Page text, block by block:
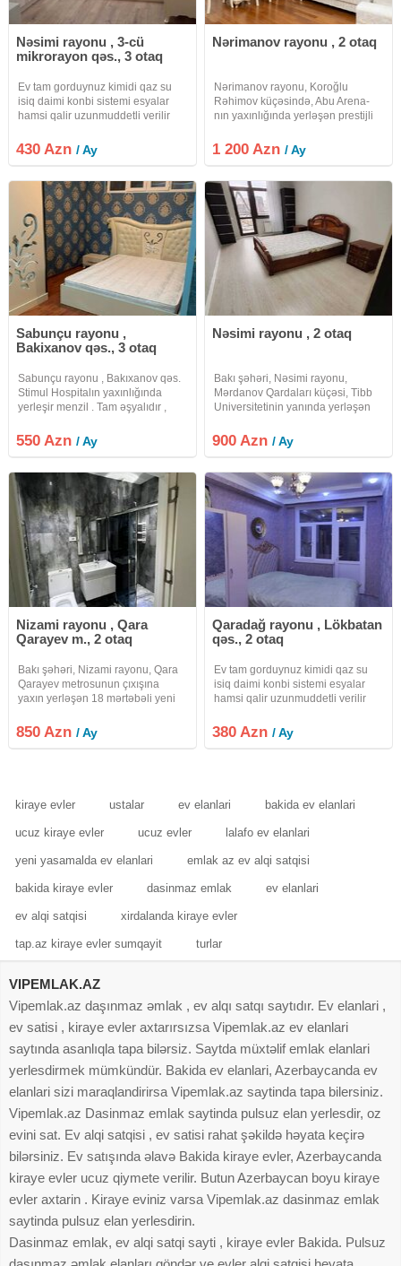
Nəsimi rayonu , 3-cü
mikrorayon qəs., 3 otaq
Ev tam gorduynuz kimidi qaz su
isiq daimi konbi sistemi esyalar
hamsi qalir uzunmuddetli verilir
430 Azn/ Ay
Nərimanov rayonu , 2 otaq
Nərimanov rayonu, Koroğlu
Rəhimov küçəsində, Abu Arena-
nın yaxınlığında yerləşən prestijli
yaşayış kompleksində geniş və
komfortlu 2 otaqlı mənzil satışa
1 200 Azn/ Ay
Sabunçu rayonu ,
Bakixanov qəs., 3 otaq
Sabunçu rayonu , Bakıxanov qəs.
Stimul Hospitalın yaxınlığında
yerleşir menzil . Tam əşyalıdır ,
herbir şəraiti var. 2otaqdan 3ə
düzəlmədir. Yalnız 1ədəd otağı
550 Azn/ Ay
Nəsimi rayonu , 2 otaq
Bakı şəhəri, Nəsimi rayonu,
Mərdanov Qardaları küçəsi, Tibb
Universitetinin yanında yerləşən
ci mərtəbəsində 2 otaqlı mənzil
kirayə verilir. İşıq, su, qaz daimidir.
900 Azn/ Ay
Nizami rayonu , Qara
Qarayev m., 2 otaq
Bakı şəhəri, Nizami rayonu, Qara
Qarayev metrosunun çıxışına
yaxın yerləşən 18 mərtəbəli yeni
otaqlı mənzil kirayə verilir. Mənzil
yalnız nigah kağızı olan gənc
850 Azn/ Ay
Qaradağ rayonu , Lökbatan
qəs., 2 otaq
Ev tam gorduynuz kimidi qaz su
isiq daimi konbi sistemi esyalar
hamsi qalir uzunmuddetli verilir
380 Azn/ Ay
kiraye evler ustalar ev elanlari bakida ev elanlari
ucuz kiraye evler ucuz evler lalafo ev elanlari
yeni yasamalda ev elanlari emlak az ev alqi satqisi
bakida kiraye evler dasinmaz emlak ev elanlari
ev alqi satqisi xirdalanda kiraye evler
tap.az kiraye evler sumqayit turlar
VIPEMLAK.AZ
Vipemlak.az daşınmaz əmlak , ev alqı satqı saytıdır. Ev elanlari ,
ev satisi , kiraye evler axtarırsızsa Vipemlak.az ev elanlari
saytında asanlıqla tapa bilərsiz. Saytda müxtəlif emlak elanlari
yerlesdirmek mümkündür. Bakida ev elanlari, Azerbaycanda ev
elanlari sizi maraqlandirirsa Vipemlak.az saytinda tapa bilersiniz.
Vipemlak.az Dasinmaz emlak saytinda pulsuz elan yerlesdir, oz
evini sat. Ev alqi satqisi , ev satisi rahat şəkildə həyata keçirə
bilərsiniz. Ev satışında əlavə Bakida kiraye evler, Azerbaycanda
kiraye evler ucuz qiymete verilir. Butun Azerbaycan boyu kiraye
evler axtarin . Kiraye eviniz varsa Vipemlak.az dasinmaz emlak
saytinda pulsuz elan yerlesdirin.
Dasinmaz emlak, ev alqi satqi sayti , kiraye evler Bakida. Pulsuz